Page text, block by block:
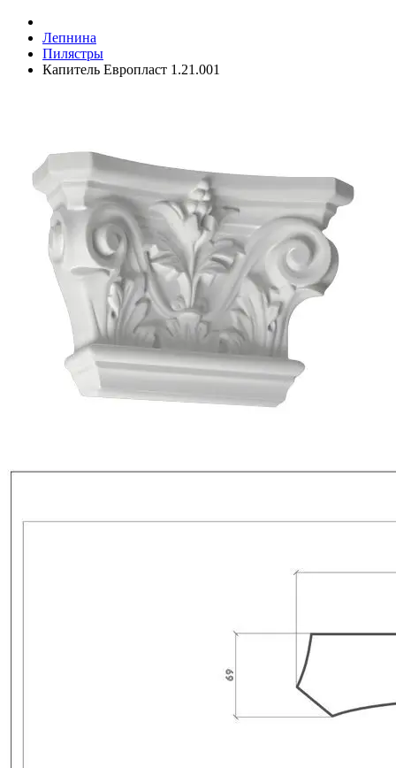
Лепнина
Пилястры
Капитель Европласт 1.21.001